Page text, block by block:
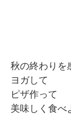
秋の終わりを
ヨガして
ピザ作って
美味しく食べ